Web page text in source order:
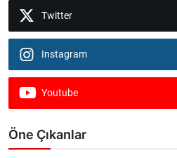
Twitter
Instagram
Youtube
Öne Çıkanlar